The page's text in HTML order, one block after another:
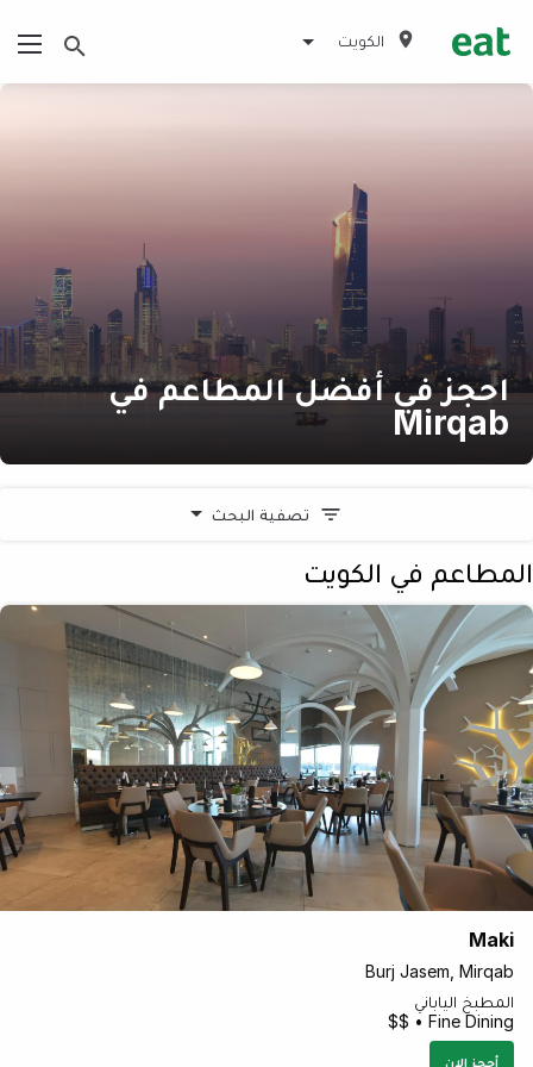
الكويت
احجز في أفضل المطاعم في
Mirqab
تصفية البحث
المطاعم في الكويت
Maki
Burj Jasem, Mirqab
المطبخ الياباني
Fine Dining • $$
أحجز الان